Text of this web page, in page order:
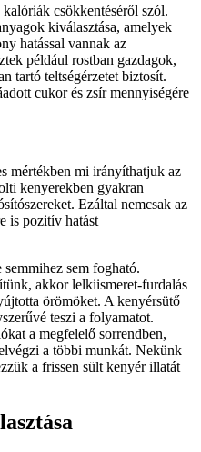
csökkentéséről szól.
kiválasztása, amelyek
hatással vannak az
például rostban gazdagok,
tartó teltségérzetet biztosít.
cukor és zsír mennyiségére
mértékben mi irányíthatjuk az
kenyerekben gyakran
Ezáltal nemcsak az
is pozitív hatást
sem fogható.
akkor lelkiismeret-furdalás
örömöket. A kenyérsütő
teszi a folyamatot.
a megfelelő sorrendben,
a többi munkát. Nekünk
a frissen sült kenyér illatát